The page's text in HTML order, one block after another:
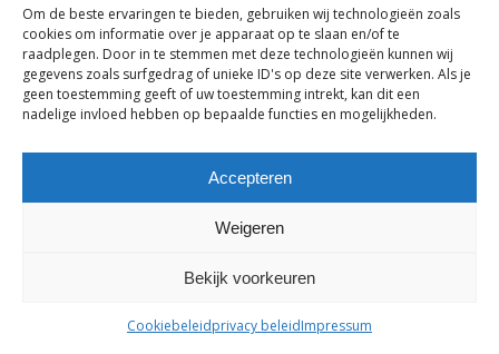
Om de beste ervaringen te bieden, gebruiken wij technologieën zoals
cookies om informatie over je apparaat op te slaan en/of te
raadplegen. Door in te stemmen met deze technologieën kunnen wij
gegevens zoals surfgedrag of unieke ID's op deze site verwerken. Als je
geen toestemming geeft of uw toestemming intrekt, kan dit een
nadelige invloed hebben op bepaalde functies en mogelijkheden.
Accepteren
Weigeren
Bekijk voorkeuren
Cookiebeleidprivacy beleidImpressum
Subscribe
Subscribe to our e-mail newsletter to receive updates.
maes-boons nv | interieur - meubelen - maatwerk | bazelstraat 61
tel. +32 03 774 10 60